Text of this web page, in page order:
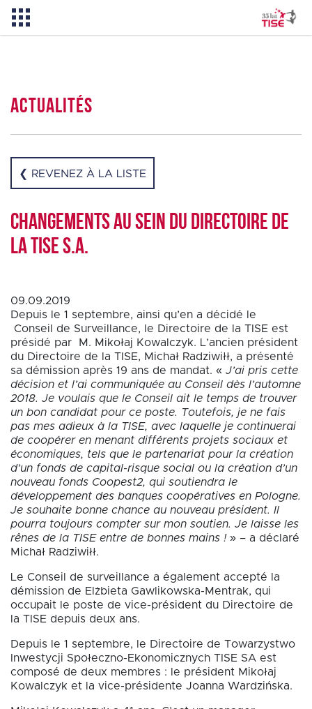
Actualités
❮ REVENEZ À LA LISTE
Changements au sein du Directoire de
la TISE S.A.
09.09.2019
Depuis le 1 septembre, ainsi qu’en a décidé le
Conseil de Surveillance, le Directoire de la TISE est
présidé par M. Mikołaj Kowalczyk. L’ancien président
du Directoire de la TISE, Michał Radziwiłł, a présenté
sa démission après 19 ans de mandat. « J’ai pris cette
décision et l’ai communiquée au Conseil dès l’automne
2018. Je voulais que le Conseil ait le temps de trouver
un bon candidat pour ce poste. Toutefois, je ne fais
pas mes adieux à la TISE, avec laquelle je continuerai
de coopérer en menant différents projets sociaux et
économiques, tels que le partenariat pour la création
d’un fonds de capital-risque social ou la création d’un
nouveau fonds Coopest2, qui soutiendra le
développement des banques coopératives en Pologne.
Je souhaite bonne chance au nouveau président. Il
pourra toujours compter sur mon soutien. Je laisse les
rênes de la TISE entre de bonnes mains !» – a déclaré
Michał Radziwiłł.
Le Conseil de surveillance a également accepté la
démission de Elżbieta Gawlikowska-Mentrak, qui
occupait le poste de vice-président du Directoire de
la TISE depuis deux ans.
Depuis le 1 septembre, le Directoire de Towarzystwo
Inwestycji Społeczno-Ekonomicznych TISE SA est
composé de deux membres : le président Mikołaj
Kowalczyk et la vice-présidente Joanna Wardzińska.